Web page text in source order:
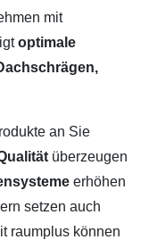
mit
optimale
an Sie
überzeugen
erhöhen
setzen auch
raumplus können